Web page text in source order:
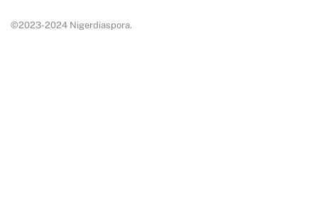
©2023-2024 Nigerdiaspora.